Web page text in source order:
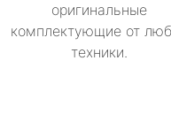
оригинальные
комплектующие от
техники.